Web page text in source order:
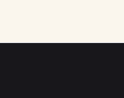
TV-модуль или
клавиш, проходной